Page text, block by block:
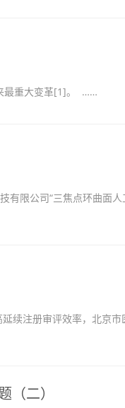
最重大变革[1]。 ……
有限公司“三焦点环曲面人
续注册审评效率，北京市
二）